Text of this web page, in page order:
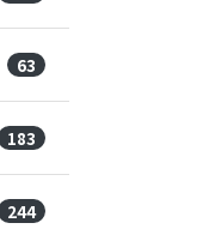
63
183
244